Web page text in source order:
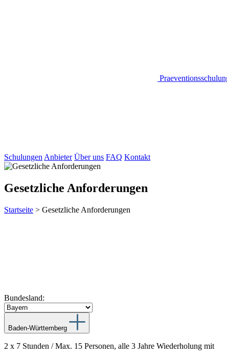
Schulungen Anbieter Über uns FAQ Kontakt
Gesetzliche Anforderungen
Startseite > Gesetzliche Anforderungen
Bundesland:
Baden-Württemberg
2 x 7 Stunden / Max. 15 Personen, alle 3 Jahre Wiederholung mit